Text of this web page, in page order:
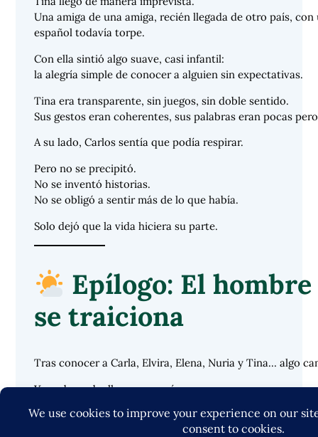
Una amiga de una amiga, recién llegada de otro país,
español todavía torpe.
Con ella sintió algo suave, casi infantil:
la alegría simple de conocer a alguien sin expectativas.
Tina era transparente, sin juegos, sin doble sentido.
Sus gestos eran coherentes, sus palabras eran pocas
A su lado, Carlos sentía que podía respirar.
Pero no se precipitó.
No se inventó historias.
No se obligó a sentir más de lo que había.
Solo dejó que la vida hiciera su parte.
Epílogo: El
se traiciona
Tras conocer a Carla, Elvira, Elena, Nuria y Tina… algo
Ya no buscaba llenar un vacío.
Ya no ignoraba señales internas.